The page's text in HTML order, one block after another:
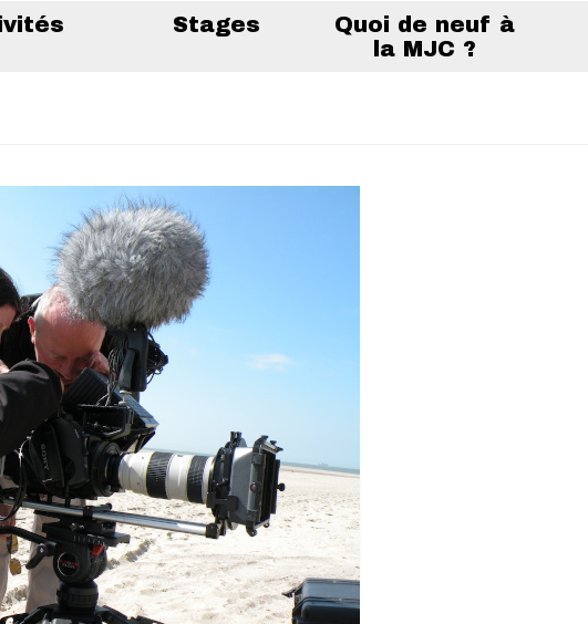
Stages
Quoi de neuf à
la MJC ?